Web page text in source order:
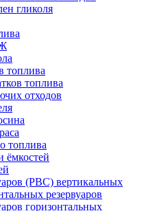
гликоля
топлива
топлива
отходов
топлива
ёмкостей
(РВС) вертикальных
резервуаров
горизонтальных